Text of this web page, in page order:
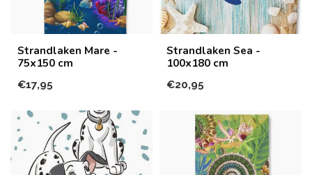
Strandlaken Mare -
75x150 cm
€17,95
Strandlaken Sea -
100x180 cm
€20,95